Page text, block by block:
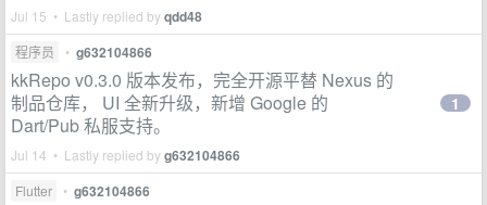
Jul 15 • Lastly replied byqdd48
程序员 • g632104866
kkRepo v0.3.0 版本发布，完全开源平替 Nexus 的
制品仓库， UI 全新升级，新增 Google 的
Dart/Pub 私服支持。
Jul 14 • Lastly replied byg632104866
1
Flutter • g632104866